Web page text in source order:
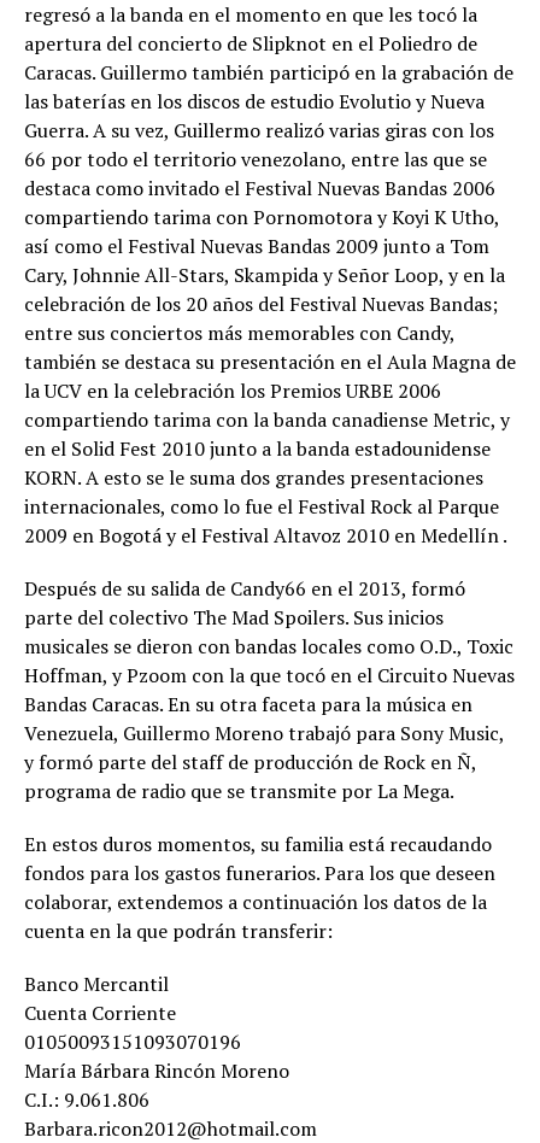
regresó a la banda en el momento en que les tocó la
apertura del concierto de Slipknot en el Poliedro de
Caracas. Guillermo también participó en la grabación de
las baterías en los discos de estudio Evolutio y Nueva
Guerra. A su vez, Guillermo realizó varias giras con los
66 por todo el territorio venezolano, entre las que se
destaca como invitado el Festival Nuevas Bandas 2006
compartiendo tarima con Pornomotora y Koyi K Utho,
así como el Festival Nuevas Bandas 2009 junto a Tom
Cary, Johnnie All-Stars, Skampida y Señor Loop, y en la
celebración de los 20 años del Festival Nuevas Bandas;
entre sus conciertos más memorables con Candy,
también se destaca su presentación en el Aula Magna de
la UCV en la celebración los Premios URBE 2006
compartiendo tarima con la banda canadiense Metric, y
en el Solid Fest 2010 junto a la banda estadounidense
KORN. A esto se le suma dos grandes presentaciones
internacionales, como lo fue el Festival Rock al Parque
2009 en Bogotá y el Festival Altavoz 2010 en Medellín .
Después de su salida de Candy66 en el 2013, formó
parte del colectivo The Mad Spoilers. Sus inicios
musicales se dieron con bandas locales como O.D., Toxic
Hoffman, y Pzoom con la que tocó en el Circuito Nuevas
Bandas Caracas. En su otra faceta para la música en
Venezuela, Guillermo Moreno trabajó para Sony Music,
y formó parte del staff de producción de Rock en Ñ,
programa de radio que se transmite por La Mega.
En estos duros momentos, su familia está recaudando
fondos para los gastos funerarios. Para los que deseen
colaborar, extendemos a continuación los datos de la
cuenta en la que podrán transferir:
Banco Mercantil
Cuenta Corriente
01050093151093070196
María Bárbara Rincón Moreno
C.I.: 9.061.806
Barbara.ricon2012@hotmail.com